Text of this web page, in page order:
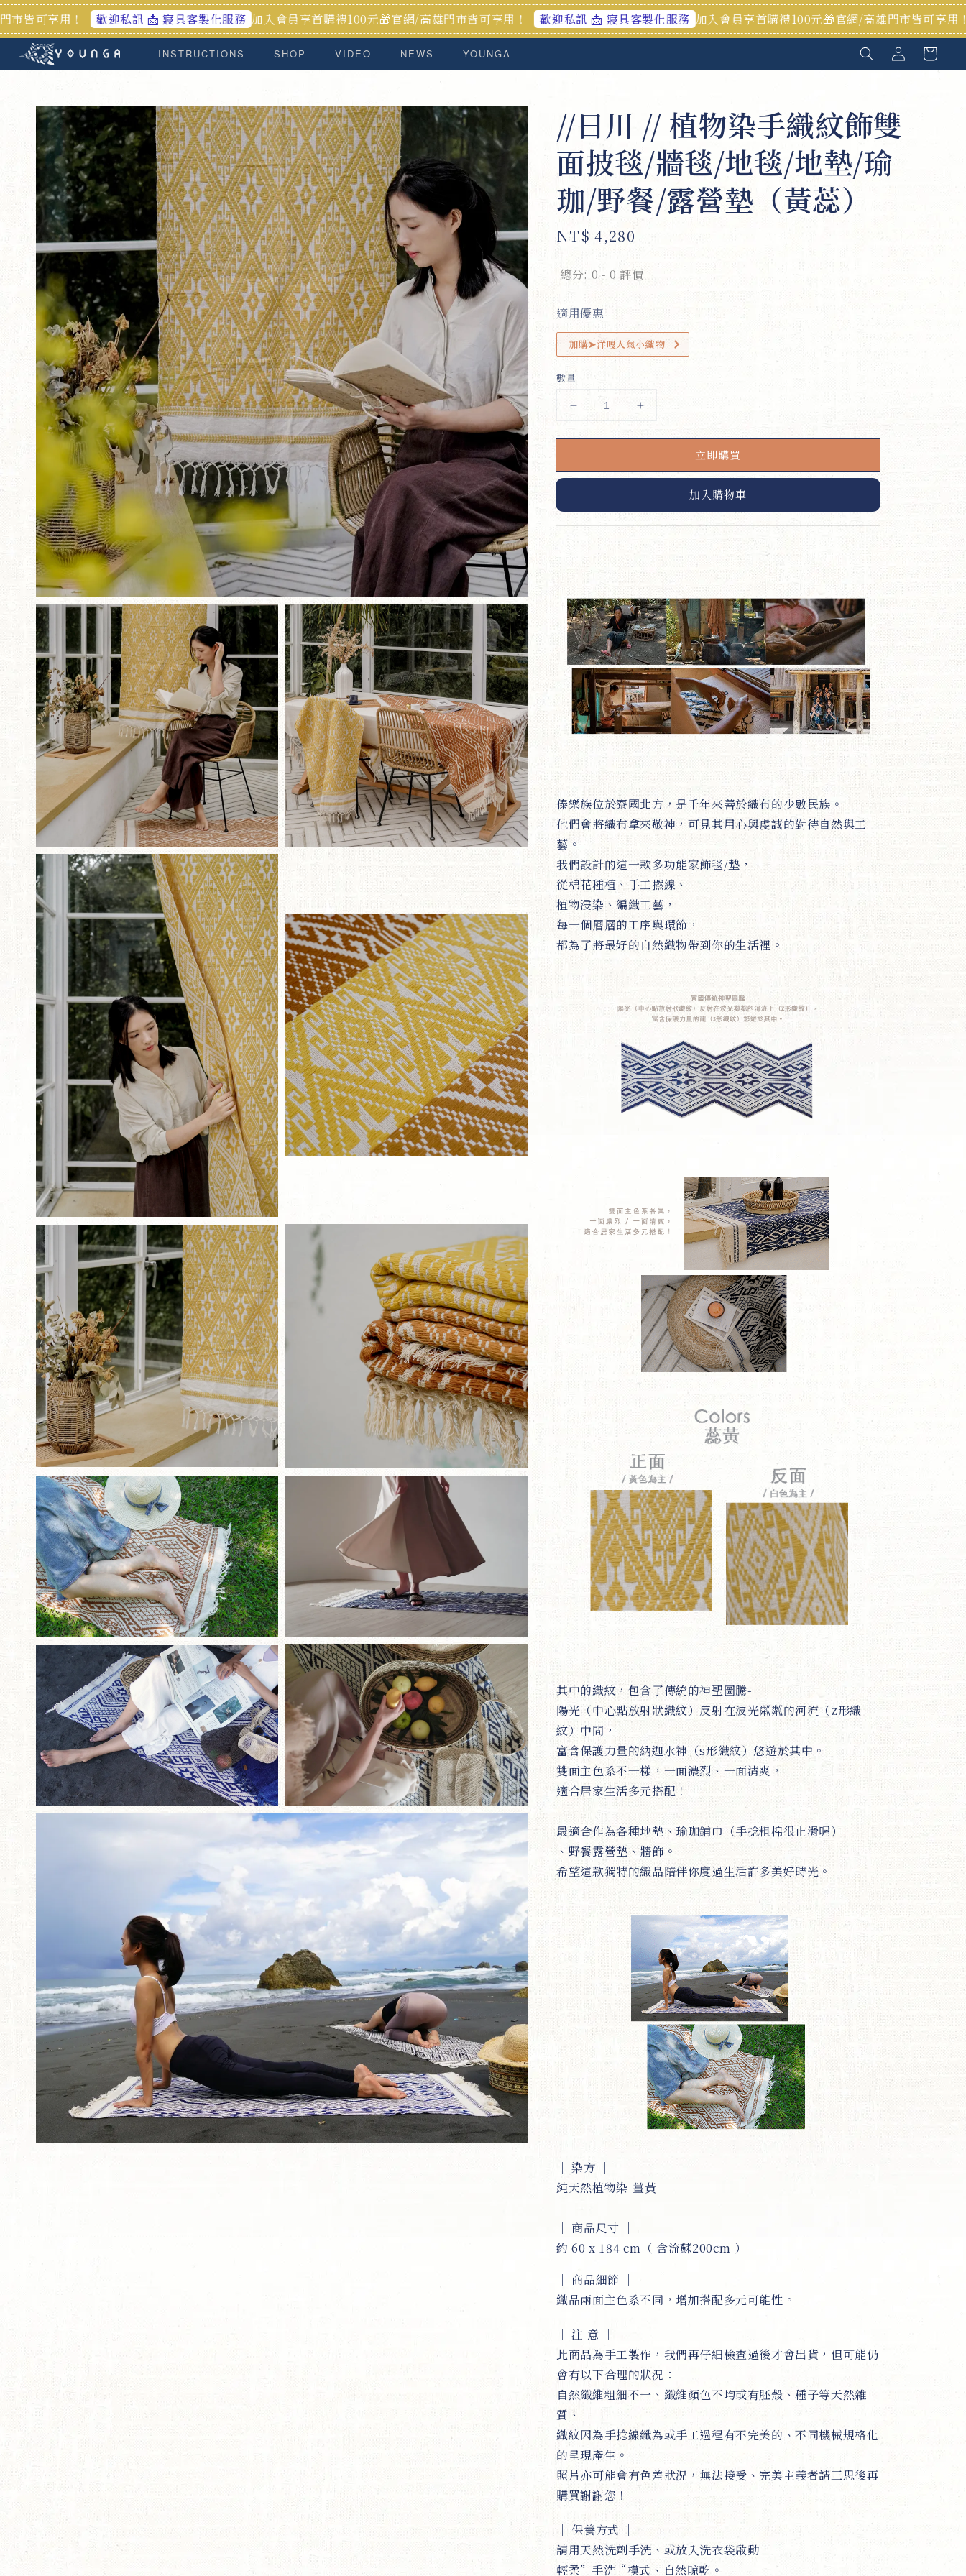
歡迎私訊 📩 寢具客製化服務 加入會員享首購禮100元🎁官網/高雄門市皆可享用！ 歡迎私訊 📩 寢具客製化服務 加入會員享首購禮100元🎁官網/高雄門市皆可享用！ 歡迎私訊
INSTRUCTIONS SHOP VIDEO NEWS YOUNGA
//日川 // 植物染手織紋飾雙
面披毯/牆毯/地毯/地墊/瑜
珈/野餐/露營墊（黃蕊）
Regular
NT$ 4,280
總分: 0 -0 評價
適用優惠
加購➤洋嘎人氣小織物
數量
立即購買
加入購物車
傣樂族位於寮國北方，是千年來善於織布的少數民族。
他們會將織布拿來敬神，可見其用心與虔誠的對待自然與工
藝。
我們設計的這一款多功能家飾毯/墊，
從棉花種植、手工撚線、
植物浸染、編織工藝，
每一個層層的工序與環節，
都為了將最好的自然織物帶到你的生活裡。
其中的織紋，包含了傳統的神聖圖騰-
陽光（中心點放射狀織紋）反射在波光粼粼的河流（z形織
紋）中間，
富含保護力量的納迦水神（s形織紋）悠遊於其中。
雙面主色系不一樣，一面濃烈、一面清爽，
適合居家生活多元搭配！
最適合作為各種地墊、瑜珈鋪巾（手捻粗棉很止滑喔）
、野餐露營墊、牆飾。
希望這款獨特的織品陪伴你度過生活許多美好時光。
｜ 染方 ｜
純天然植物染-薑黃
｜ 商品尺寸 ｜
約 60 x 184 cm（ 含流蘇200cm ）
｜ 商品細節 ｜
織品兩面主色系不同，增加搭配多元可能性。
｜ 注 意
｜
此商品為手工製作，我們再仔細檢查過後才會出貨，但可能仍
會有以下合理的狀況：
自然纖維粗細不一、纖維顏色不均或有胚殼、種子等天然雜
質、
織紋因為手捻線纖為或手工過程有不完美的、不同機械規格化
的呈現產生。
照片亦可能會有色差狀況，無法接受、完美主義者請三思後再
購買謝謝您！
｜ 保養方式 ｜
請用天然洗劑手洗、或放入洗衣袋啟動
輕柔”手洗“模式、自然晾乾。